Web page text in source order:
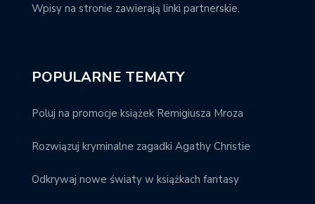
Wpisy na stronie zawierają linki partnerskie.
POPULARNE TEMATY
Poluj na promocje książek Remigiusza Mroza
Rozwiązuj kryminalne zagadki Agathy Christie
Odkrywaj nowe światy w książkach fantasy